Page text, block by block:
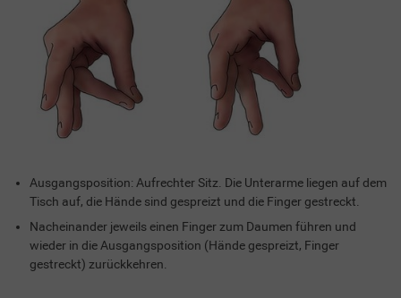
Ausgangsposition: Aufrechter Sitz. Die Unterarme liegen auf dem
Tisch auf, die Hände sind gespreizt und die Finger gestreckt.
Nacheinander jeweils einen Finger zum Daumen führen und
wieder in die Ausgangsposition (Hände gespreizt, Finger
gestreckt) zurückkehren.